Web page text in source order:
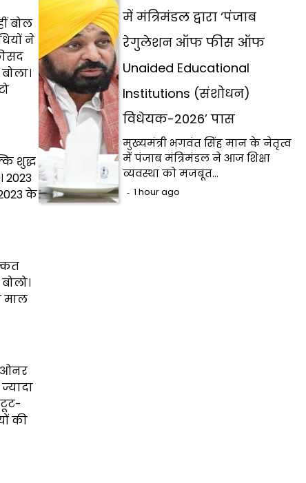
बोल
ने
शुद्ध
2023
के
माल
ओनर
की
में मंत्रिमंडल द्वारा ‘पंजाब
रेगुलेशन ऑफ फीस ऑफ
Unaided Educational
Institutions (संशोधन)
विधेयक-2026’ पास
मुख्यमंत्री भगवंत सिंह मान के नेतृत्व
में पंजाब मंत्रिमंडल ने आज शिक्षा
व्यवस्था को मजबूत…
1 hour ago